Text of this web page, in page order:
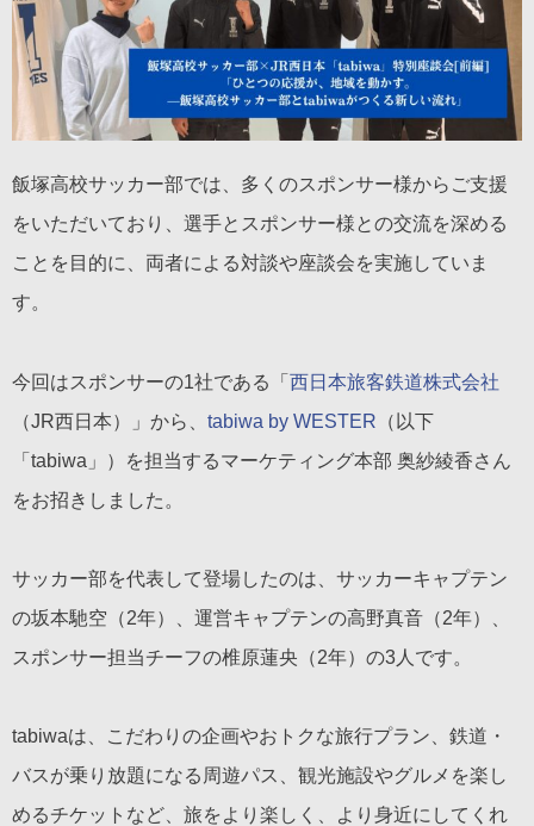
飯塚高校サッカー部では、多くのスポンサー様からご支援
をいただいており、選手とスポンサー様との交流を深める
ことを目的に、両者による対談や座談会を実施していま
す。
今回はスポンサーの1社である「 西日本旅客鉄道株式会社
（JR西日本）」から、 tabiwa by WESTER （以下
「tabiwa」）を担当するマーケティング本部 奥紗綾香さん
をお招きしました。
サッカー部を代表して登場したのは、サッカーキャプテン
の坂本馳空（2年）、運営キャプテンの高野真音（2年）、
スポンサー担当チーフの椎原蓮央（2年）の3人です。
tabiwaは、こだわりの企画やおトクな旅行プラン、鉄道・
バスが乗り放題になる周遊パス、観光施設やグルメを楽し
めるチケットなど、旅をより楽しく、より身近にしてくれ